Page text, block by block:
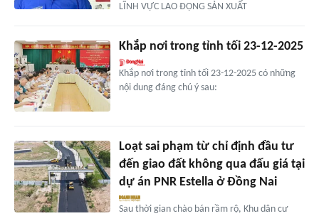
LĨNH VỰC LAO ĐỘNG SẢN XUẤT
Khắp nơi trong tỉnh tối 23-12-2025
Khắp nơi trong tỉnh tối 23-12-2025 có những
nội dung đáng chú ý sau:
Loạt sai phạm từ chỉ định đầu tư
đến giao đất không qua đấu giá tại
dự án PNR Estella ở Đồng Nai
Sau thời gian chào bán rầm rộ, Khu dân cư